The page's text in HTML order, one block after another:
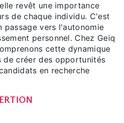
revêt une importance
de chaque individu. C'est
passage vers l'autonomie
personnel. Chez Geiq
cette dynamique
de créer des opportunités
en recherche